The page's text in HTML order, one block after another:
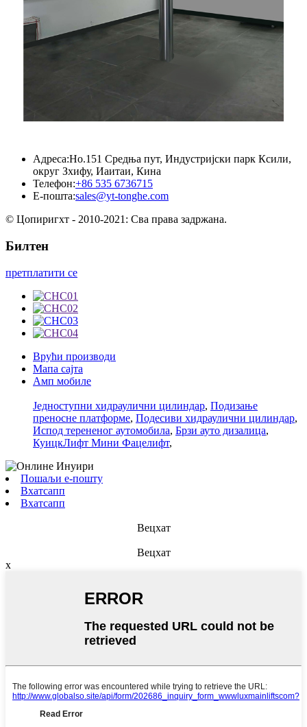
Адреса:Но.151 Средња пут, Индустријски парк Ксили,
округ Зхифу, Иаитаи, Кина
Телефон:+86 535 6736715
Е-пошта:sales@yt-tonghe.com
© Цопиригхт - 2010-2021: Сва права задржана.
Билтен
претплатити се
Врући производи
Мапа сајта
Амп мобиле
Једноступни хидраулични цилиндар, Подизање
преносне платформе, Подесиви хидраулични цилиндар,
Испод терененог аутомобила, Брзи ауто дизалица,
КуицкЛифт Мини Фацелифт,
Пошаљи е-пошту
Вхатсапп
Вхатсапп
Вецхат
Вецхат
x